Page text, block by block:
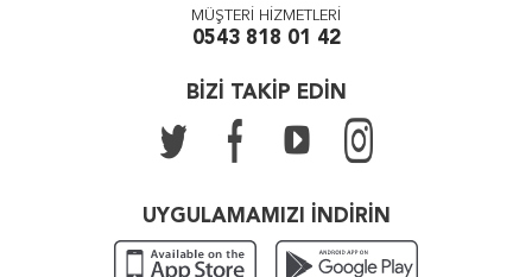
MÜŞTERİ HİZMETLERİ
0543 818 01 42
BİZİ TAKİP EDİN
UYGULAMAMIZI İNDİRİN